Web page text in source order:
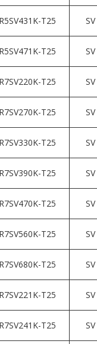
T25 SV
T25 SV
T25 SV
T25 SV
T25 SV
T25 SV
T25 SV
T25 SV
T25 SV
T25 SV
T25 SV